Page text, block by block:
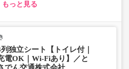
もっと見る
独立シート【トイレ付｜
電OK｜Wi-Fiあり】／と